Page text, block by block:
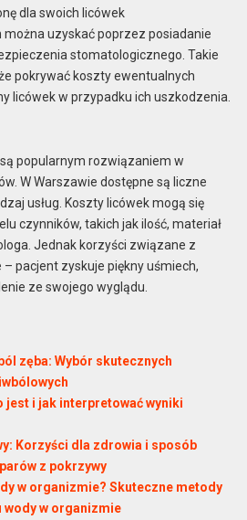
dla swoich licówek
uzyskać poprzez posiadanie
stomatologicznego. Takie
pokrywać koszty ewentualnych
licówek w przypadku ich uszkodzenia.
popularnym rozwiązaniem w
W Warszawie dostępne są liczne
usług. Koszty licówek mogą się
czynników, takich jak ilość, materiał
Jednak korzyści związane z
pacjent zyskuje piękny uśmiech,
ze swojego wyglądu.
zęba: Wybór skutecznych
jest i jak interpretować wyniki
Korzyści dla zdrowia i sposób
z pokrzywy
w organizmie? Skuteczne metody
w organizmie